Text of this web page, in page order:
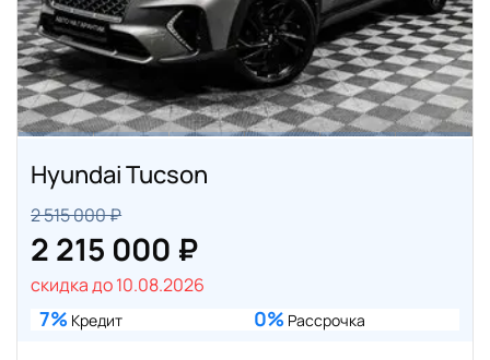
Hyundai Tucson
2 515 000 ₽
2 215 000 ₽
скидка до 10.08.2026
7% Кредит 0% Рассрочка